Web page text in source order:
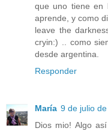
que uno tiene en
aprende, y como
leave the
cryin:) .. como
desde argentina.
Responder
María 9 de julio
Dios mio! Algo